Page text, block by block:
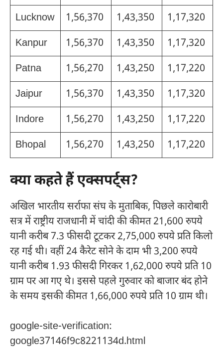
Lucknow
1,56,370 1,43,350
1,17,320
Kanpur
1,56,370 1,43,350
1,17,320
Patna
1,56,270 1,43,250
1,17,220
Jaipur
1,56,370 1,43,350
1,17,320
Indore
1,56,270 1,43,250
1,17,220
Bhopal
1,56,270 1,43,250 1,17,220
क्या कहते हैं एक्सपर्ट्स?
अखिल भारतीय सर्राफा संघ के मुताबिक, पिछले कारोबारी
सत्र में राष्ट्रीय राजधानी में चांदी की कीमत 21,600 रुपये
यानी करीब 7.3 फीसदी टूटकर 2,75,000 रुपये प्रति किलो
रह गई थी। वहीं 24 कैरेट सोने के दाम भी 3,200 रुपये
यानी करीब 1.93 फीसदी गिरकर 1,62,000 रुपये प्रति 10
ग्राम पर आ गए थे। इससे पहले गुरुवार को बाजार बंद होने
के समय इसकी कीमत 1,66,000 रुपये प्रति 10 ग्राम थी।
google-site-verification:
google37146f9c8221134d.html